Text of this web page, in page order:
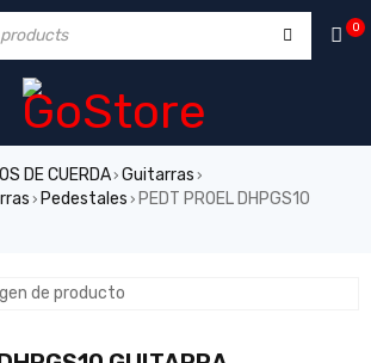
0
DE CUERDA› Guitarras ›
› Pedestales › PEDT PROEL DHPGS10